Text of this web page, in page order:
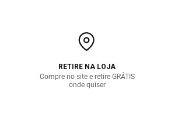
RETIRE NA LOJA
Compre no site e retire GRÁTIS
onde quiser